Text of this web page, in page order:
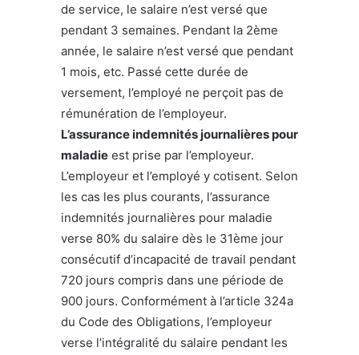
de service, le salaire n’est versé que
pendant 3 semaines. Pendant la 2ème
année, le salaire n’est versé que pendant
1 mois, etc. Passé cette durée de
versement, l’employé ne perçoit pas de
rémunération de l’employeur.
L’assurance indemnités journalières pour
maladie est prise par l’employeur.
L’employeur et l’employé y cotisent. Selon
les cas les plus courants, l’assurance
indemnités journalières pour maladie
verse 80% du salaire dès le 31ème jour
consécutif d’incapacité de travail pendant
720 jours compris dans une période de
900 jours. Conformément à l’article 324a
du Code des Obligations, l’employeur
verse l’intégralité du salaire pendant les